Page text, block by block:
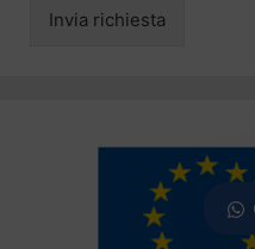
Invia richiesta